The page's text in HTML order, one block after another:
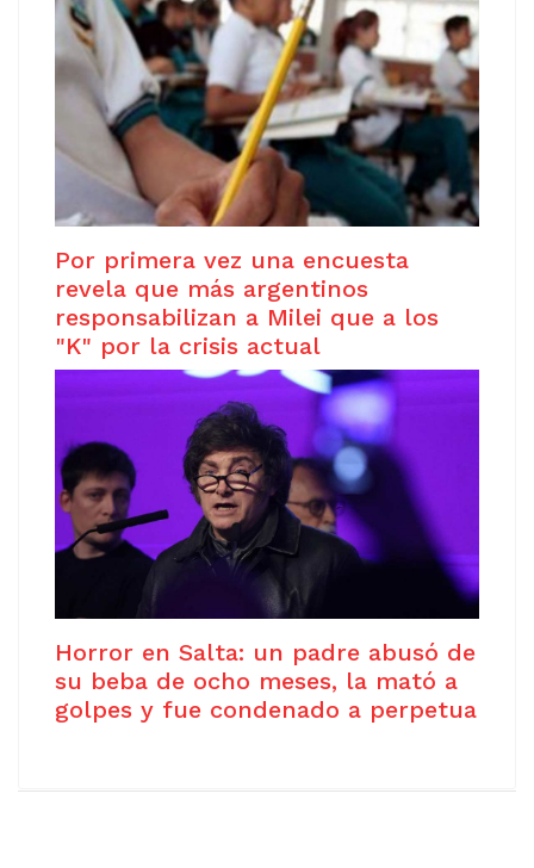
Por primera vez una encuesta
revela que más argentinos
responsabilizan a Milei que a los
"K" por la crisis actual
Horror en Salta: un padre abusó de
su beba de ocho meses, la mató a
golpes y fue condenado a perpetua